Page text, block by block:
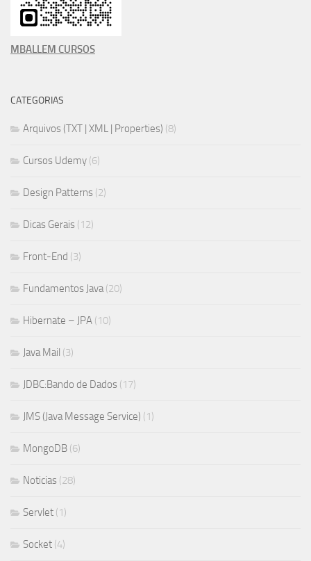
MBALLEM CURSOS
CATEGORIAS
Arquivos (TXT | XML | Properties) (8)
Cursos Udemy (6)
Design Patterns (2)
Dicas Gerais (12)
Front-End (3)
Fundamentos Java(20)
Hibernate – JPA (10)
Java Mail (3)
JDBC:Bando de Dados (17)
JMS (Java Message Service) (1)
MongoDB (6)
Noticias (28)
Servlet (1)
Socket (4)